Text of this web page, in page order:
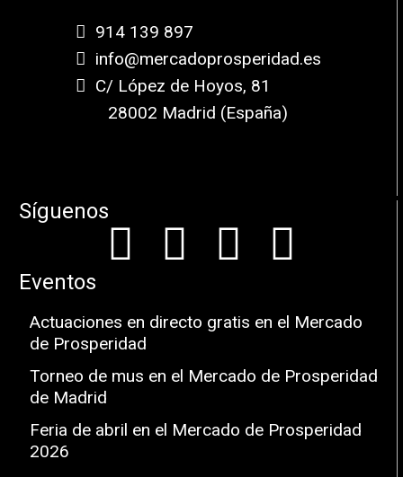
914 139 897
info@mercadoprosperidad.es
C/ López de Hoyos, 81
28002 Madrid (España)
Síguenos
Eventos
Actuaciones en directo gratis en el Mercado
de Prosperidad
Torneo de mus en el Mercado de Prosperidad
de Madrid
Feria de abril en el Mercado de Prosperidad
2026